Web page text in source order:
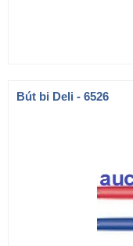
Bút bi Deli - 6526